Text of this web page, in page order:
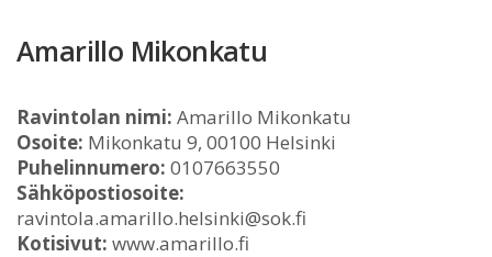
Amarillo Mikonkatu
Ravintolan nimi: Amarillo Mikonkatu
Osoite: Mikonkatu 9, 00100 Helsinki
Puhelinnumero: 0107663550
Sähköpostiosoite:
ravintola.amarillo.helsinki@sok.fi
Kotisivut: www.amarillo.fi